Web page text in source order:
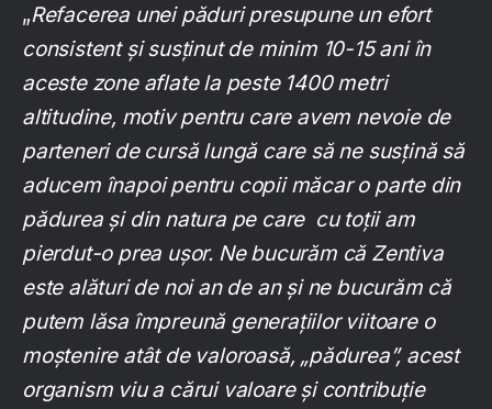
„Refacerea unei păduri presupune un efort
consistent și susținut de minim 10-15 ani în
aceste zone aflate la peste 1400 metri
altitudine, motiv pentru care avem nevoie de
parteneri de cursă lungă care să ne susțină să
aducem înapoi pentru copii măcar o parte din
pădurea și din natura pe care cu toții am
pierdut-o prea ușor. Ne bucurăm că Zentiva
este alături de noi an de an și ne bucurăm că
putem lăsa împreună generațiilor viitoare o
moștenire atât de valoroasă, „pădurea”, acest
organism viu a cărui valoare și contribuție